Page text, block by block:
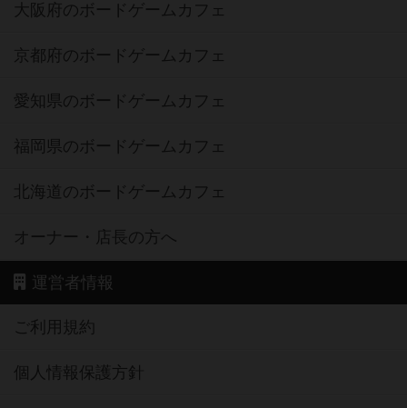
大阪府のボードゲームカフェ
京都府のボードゲームカフェ
愛知県のボードゲームカフェ
福岡県のボードゲームカフェ
北海道のボードゲームカフェ
オーナー・店長の方へ
運営者情報
ご利用規約
個人情報保護方針